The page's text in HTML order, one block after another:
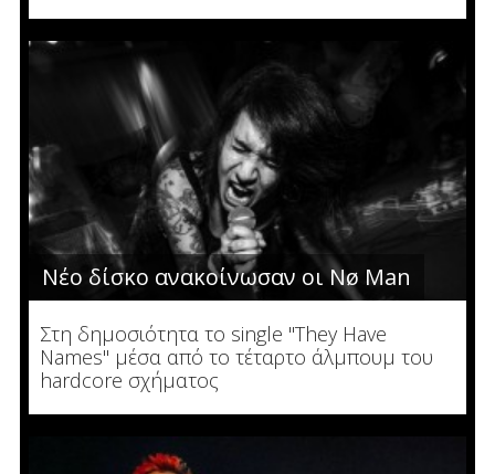
Νέο δίσκο ανακοίνωσαν οι Nø Man
Στη δημοσιότητα το single "They Have
Names" μέσα από το τέταρτο άλμπουμ του
hardcore σχήματος